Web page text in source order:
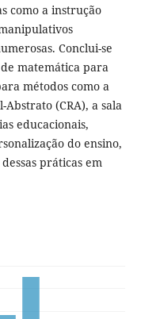
como a instrução
Conclui-se
matemática para
métodos como a
(CRA), a sala
educacionais,
do ensino,
práticas em